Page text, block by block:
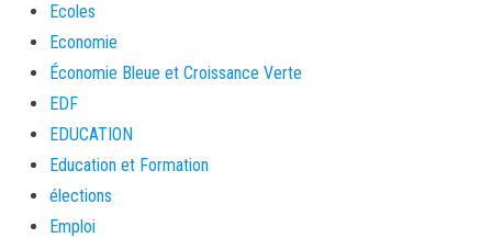
Ecoles
Economie
Économie Bleue et Croissance Verte
EDF
EDUCATION
Education et Formation
élections
Emploi